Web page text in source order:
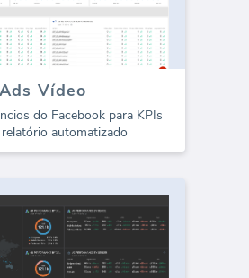
Vídeo
do Facebook para KPIs
automatizado